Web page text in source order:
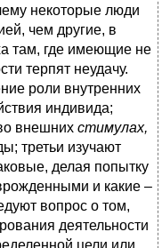
некоторые люди
чем другие, в
там, где имеющие не
терпят неудачу.
роли внутренних
индивида;
внешних стимулах,
третьи изучают
делая попытку
и какие –
вопрос о том,
деятельности